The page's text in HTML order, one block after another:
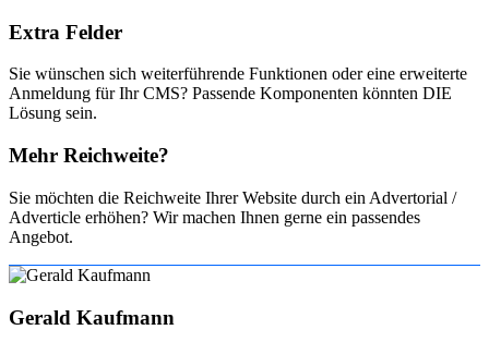
Extra Felder
Sie wünschen sich weiterführende Funktionen oder eine erweiterte
Anmeldung für Ihr CMS? Passende Komponenten könnten DIE
Lösung sein.
Mehr Reichweite?
Sie möchten die Reichweite Ihrer Website durch ein Advertorial /
Adverticle erhöhen? Wir machen Ihnen gerne ein passendes
Angebot.
Gerald Kaufmann